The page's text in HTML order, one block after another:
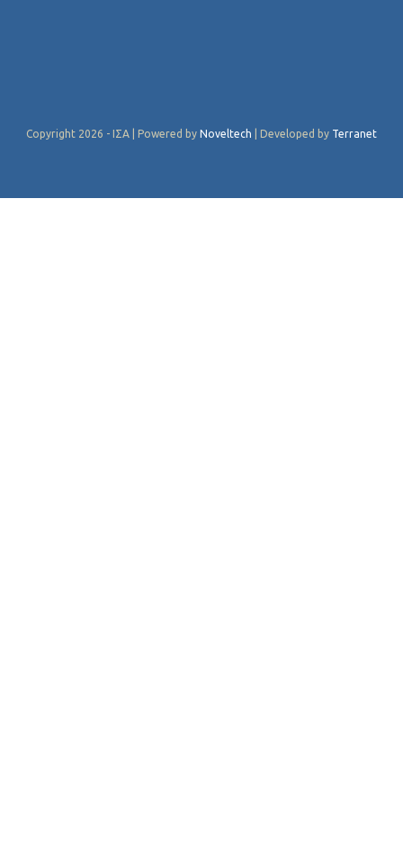
Copyright 2026 - ΙΣΑ | Powered by Noveltech | Developed by Terranet